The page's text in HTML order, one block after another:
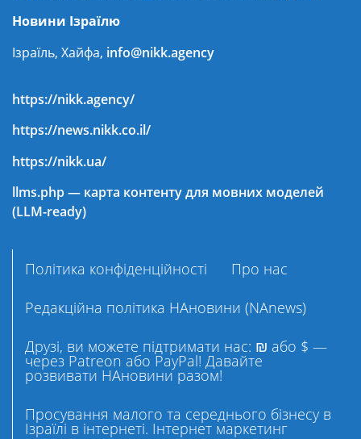
Новини Ізраїлю
Ізраїль, Хайфа, info@nikk.agency
https://nikk.agency/
https://news.nikk.co.il/
https://nikk.ua/
llms.php — карта контенту для мовних моделей
(LLM-ready)
Політика конфіденційності
Про нас
Редакційна політика НАновини (NAnews)
Друзі, ви можете підтримати нас: ₪ або $ —
через Patreon або PayPal! Давайте
розвивати НАновини разом!
Просування малого та середнього бізнесу в
Ізраїлі в інтернеті. Інтернет маркетинг